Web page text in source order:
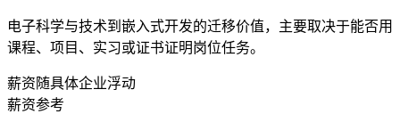
电子科学与技术到嵌入式开发的迁移价值，主要取决于能否用
课程、项目、实习或证书证明岗位任务。
薪资随具体企业浮动
薪资参考